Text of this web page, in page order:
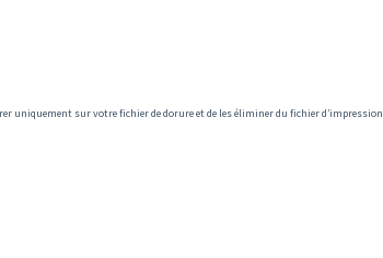
uniquement sur votre fichier de dorure et de les éliminer du fichier d’impression